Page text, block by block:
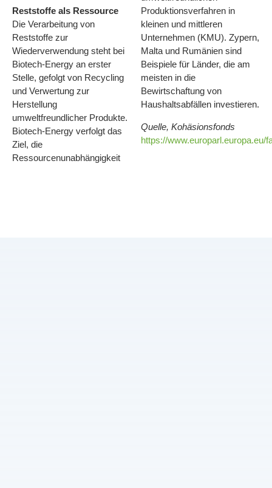
Reststoffe als Ressource
Die Verarbeitung von
Reststoffe zur
Wiederverwendung steht bei
Biotech-Energy an erster
Stelle, gefolgt von Recycling
und Verwertung zur
Herstellung
umweltfreundlicher Produkte.
Biotech-Energy verfolgt das
Ziel, die
Ressourcenunabhängigkeit
Produktionsverfahren in
kleinen und mittleren
Unternehmen (KMU). Zypern,
Malta und Rumänien sind
Beispiele für Länder, die am
meisten in die
Bewirtschaftung von
Haushaltsabfällen investieren.
Quelle, Kohäsionsfonds
https://www.europarl.europa.eu/